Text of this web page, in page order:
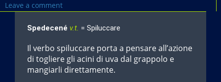
Leave a comment
Spedecené v.t. = Spiluccare
Il verbo spiluccare porta a pensare all’azione
di togliere gli acini di uva dal grappolo e
mangiarli direttamente.